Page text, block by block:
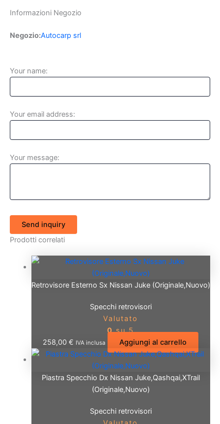
Informazioni Negozio
Negozio:Autocarp srl
Your name:
Your email address:
Your message:
Send inquiry
Prodotti correlati
Retrovisore Esterno Sx Nissan Juke (Originale,Nuovo)
Specchi retrovisori
Valutato
0su 5
258,00€ IVA inclusa Aggiungi al carrello
Piastra Specchio Dx Nissan Juke,Qashqai,XTrail
(Originale,Nuovo)
Specchi retrovisori